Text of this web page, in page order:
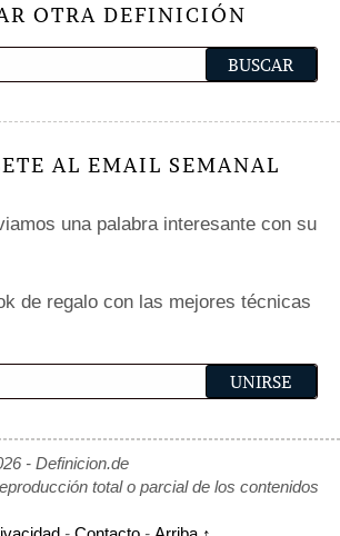
OTRA DEFINICIÓN
AL EMAIL SEMANAL
una palabra interesante con su
de regalo con las mejores técnicas
- Definicion.de
total o parcial de los contenidos